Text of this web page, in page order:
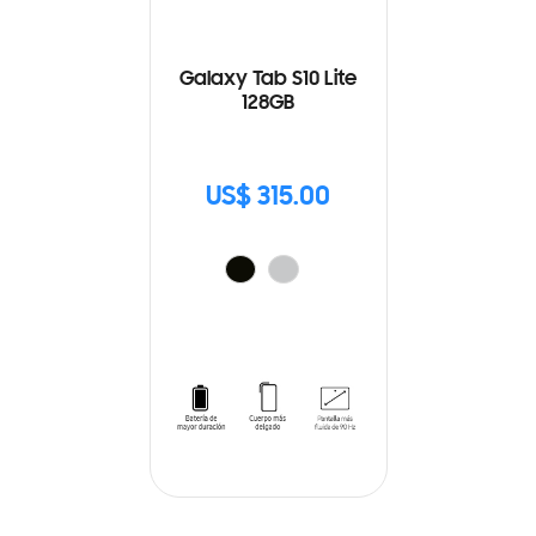
Galaxy Tab S10 Lite
128GB
US$ 315.00